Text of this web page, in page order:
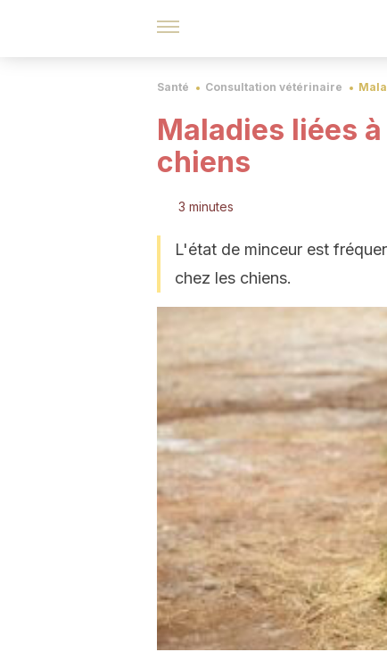
Santé Consultation vétérinaire
Maladies liées
chiens
3 minutes
L'état de minceur est
chez les chiens.